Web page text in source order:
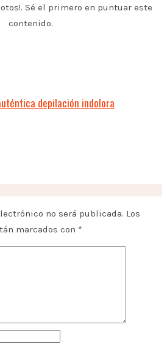
Sé el primero en puntuar este
contenido.
depilación indolora
no será publicada. Los
marcados con *